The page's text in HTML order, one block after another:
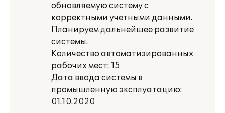
обновляемую систему с
корректными учетными данными.
Планируем дальнейшее развитие
системы.
Количество автоматизированных
рабочих мест: 15
Дата ввода системы в
промышленную эксплуатацию:
01.10.2020